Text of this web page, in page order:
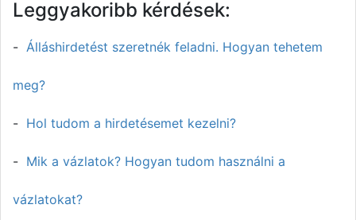
Leggyakoribb kérdések:
Álláshirdetést szeretnék feladni. Hogyan tehetem
meg?
Hol tudom a hirdetésemet kezelni?
Mik a vázlatok? Hogyan tudom használni a
vázlatokat?